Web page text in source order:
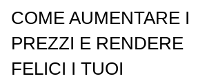
COME AUMENTARE I
PREZZI E RENDERE
FELICI I TUOI